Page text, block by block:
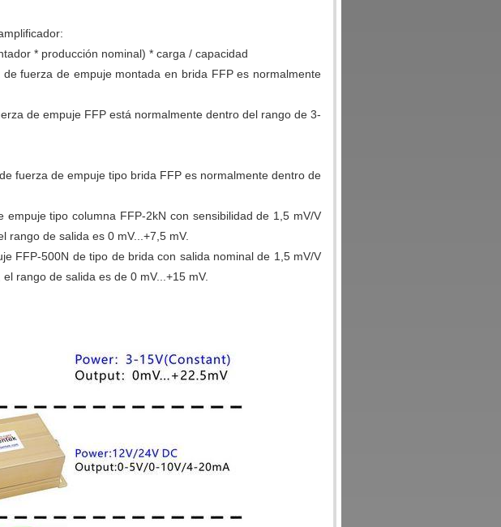
* producción nominal) * carga / capacidad
fuerza de empuje montada en brida FFP es normalmente
de empuje FFP está normalmente dentro del rango de 3-
fuerza de empuje tipo brida FFP es normalmente dentro de
tipo columna FFP-2kN con sensibilidad de 1,5 mV/V
rango de salida es 0 mV...+7,5 mV.
FFP-500N de tipo de brida con salida nominal de 1,5 mV/V
rango de salida es de 0 mV...+15 mV.